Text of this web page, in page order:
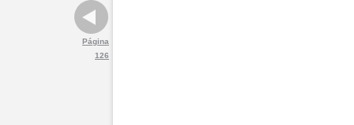
Página
126